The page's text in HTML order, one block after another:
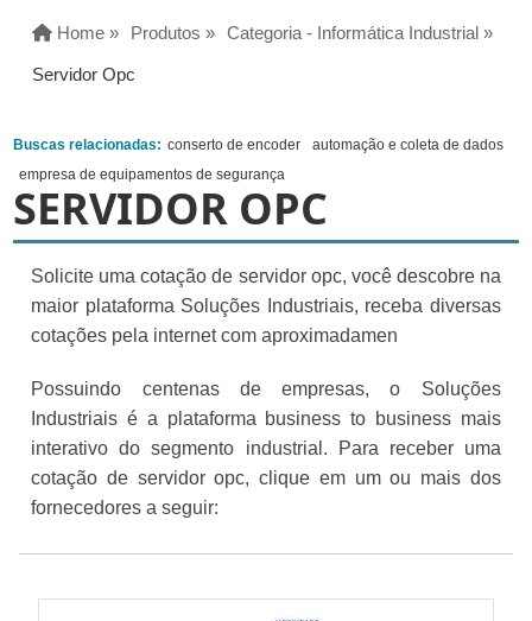
Home » Produtos » Categoria - Informática Industrial »
Servidor Opc
Buscas relacionadas: conserto de encoder
automação e coleta de dados
empresa de equipamentos de segurança
SERVIDOR OPC
Solicite uma cotação de servidor opc, você descobre na
maior plataforma Soluções Industriais, receba diversas
cotações pela internet com aproximadamen
Possuindo centenas de empresas, o Soluções
Industriais é a plataforma business to business mais
interativo do segmento industrial. Para receber uma
cotação de servidor opc, clique em um ou mais dos
fornecedores a seguir: